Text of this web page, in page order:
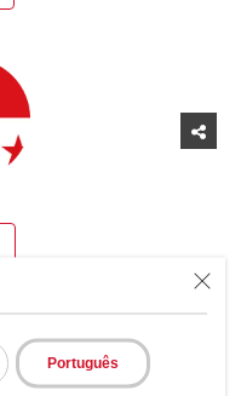
Português